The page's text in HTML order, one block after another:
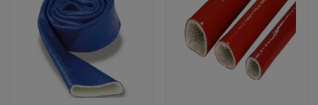
محصولات
درباره ما